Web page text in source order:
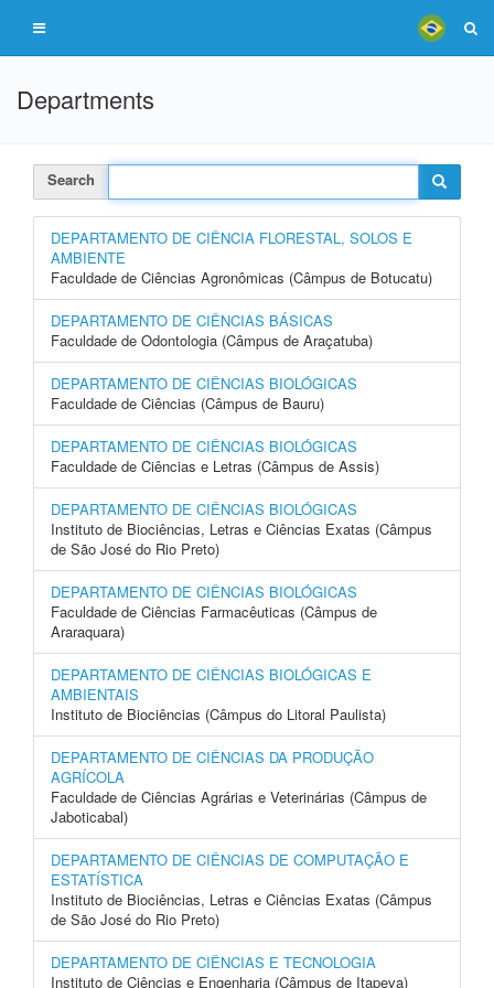
Departments
Search
DEPARTAMENTO DE CIÊNCIA FLORESTAL, SOLOS E
AMBIENTE
Faculdade de Ciências Agronômicas (Câmpus de Botucatu)
DEPARTAMENTO DE CIÊNCIAS BÁSICAS
Faculdade de Odontologia (Câmpus de Araçatuba)
DEPARTAMENTO DE CIÊNCIAS BIOLÓGICAS
Faculdade de Ciências (Câmpus de Bauru)
DEPARTAMENTO DE CIÊNCIAS BIOLÓGICAS
Faculdade de Ciências e Letras (Câmpus de Assis)
DEPARTAMENTO DE CIÊNCIAS BIOLÓGICAS
Instituto de Biociências, Letras e Ciências Exatas (Câmpus
de São José do Rio Preto)
DEPARTAMENTO DE CIÊNCIAS BIOLÓGICAS
Faculdade de Ciências Farmacêuticas (Câmpus de
Araraquara)
DEPARTAMENTO DE CIÊNCIAS BIOLÓGICAS E
AMBIENTAIS
Instituto de Biociências (Câmpus do Litoral Paulista)
DEPARTAMENTO DE CIÊNCIAS DA PRODUÇÃO
AGRÍCOLA
Faculdade de Ciências Agrárias e Veterinárias (Câmpus de
Jaboticabal)
DEPARTAMENTO DE CIÊNCIAS DE COMPUTAÇÃO E
ESTATÍSTICA
Instituto de Biociências, Letras e Ciências Exatas (Câmpus
de São José do Rio Preto)
DEPARTAMENTO DE CIÊNCIAS E TECNOLOGIA
Instituto de Ciências e Engenharia (Câmpus de Itapeva)